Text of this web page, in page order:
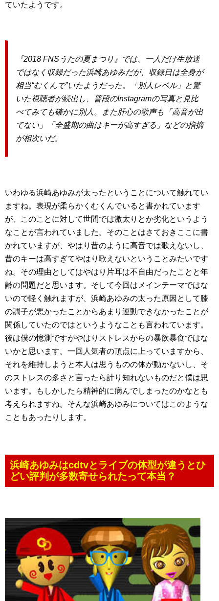
ていたようです。
『2018 FNSうたの夏まつり』では、一人だけ生放送
ではなく収録だった浜崎あゆみだが、収録日は全身が
相当“むくんで”いたようだった。「別人レベル」と驚
いた視聴者が続出し、普段のInstagramの写真と見比
べてみても確かに別人。また肝心の歌声も「高音が出
てない」「全盛期の曲はキーが高すぎる」などの指摘
が相次いだ。
いわゆる浜崎あゆみが太ったということについて触れてい
ますね。表現が柔らかくむくんでいると書かれています
が、このことに対して世間では激太りとか劣化というよう
なことが言われていました。そのことはさておきここに書
かれていますが、やはり昔のように高音では歌えないし、
昔のキーは高すぎてやはり歌えないということみたいです
ね。その理由としてはやはり片耳は不自由だったことと年
齢の問題だと思います。そして今回はメインテーマではな
いので軽く触れますが、浜崎あゆみの太った原因として膝
の調子が悪かったことからあまり運動できなかったことが
関係していたのではというようなことも言われています。
後は僕の憶測ですがやはりストレスからの暴飲暴食ではな
いかと思います。一回人気者の頂点に上っていますから、
それを維持しようと本人は思うものの体が動かないし、そ
のストレスの多さと言ったら計り知れないものだと僕は思
います。もしかしたら精神的に病んでしまったのかなとも
考えられますね。そんな浜崎あゆみについてはこのような
こともあったりします。
浜崎あゆみはcdtvとライブの体型が違うとひ
どい評判が多数寄せられたって本当？